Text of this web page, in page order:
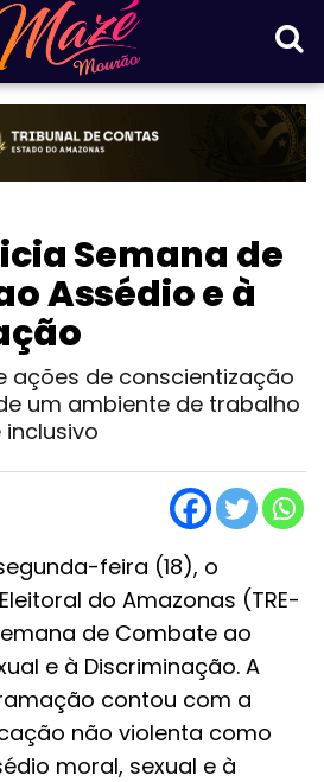
Semana de
Assédio e à
ações de conscientização
um ambiente de trabalho
feira (18), o
do Amazonas (TRE-
de Combate ao
e à Discriminação. A
contou com a
não violenta como
moral, sexual e à